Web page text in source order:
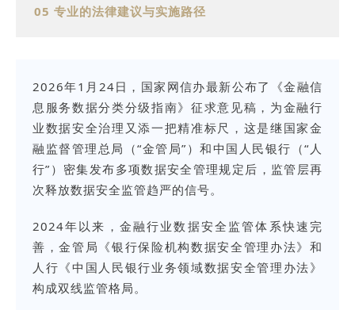
05 专业的法律建议与实施路径
2026年1月24日，国家网信办最新公布了《金融信
息服务数据分类分级指南》征求意见稿，为金融行
业数据安全治理又添一把精准标尺，这是继国家金
融监督管理总局（“金管局”）和中国人民银行（“人
行”）密集发布多项数据安全管理规定后，监管层再
次释放数据安全监管趋严的信号。
2024年以来，金融行业数据安全监管体系快速完
善，金管局《银行保险机构数据安全管理办法》和
人行《中国人民银行业务领域数据安全管理办法》
构成双线监管格局。